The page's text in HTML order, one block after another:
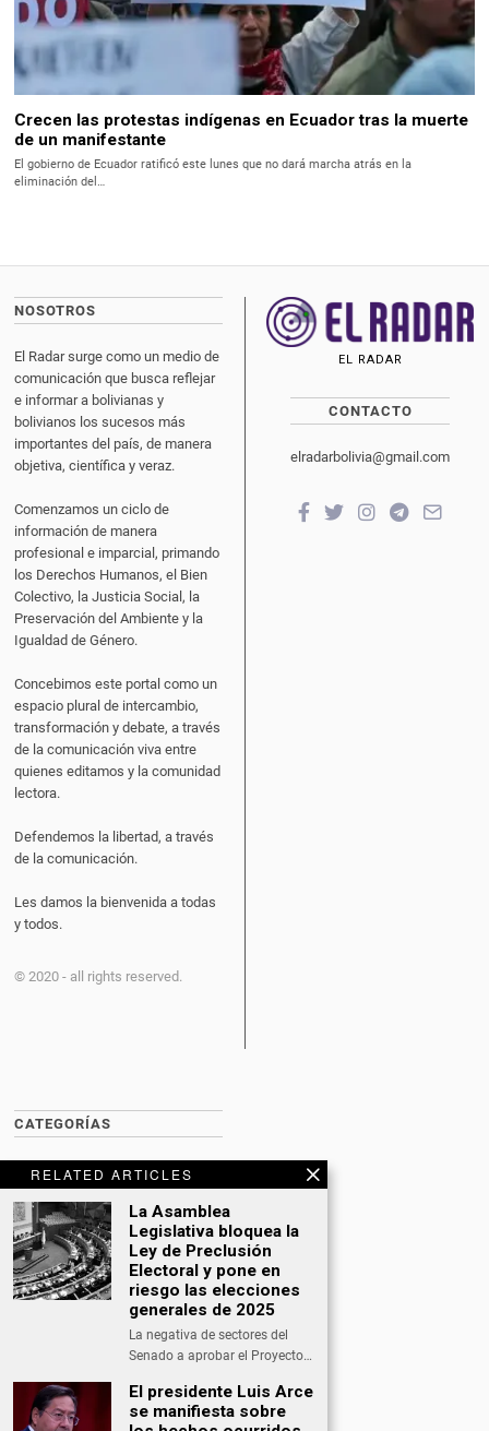
RELATED ARTICLES
La Asamblea
Legislativa bloquea la
Ley de Preclusión
Electoral y pone en
riesgo las elecciones
generales de 2025
La negativa de sectores del
Senado a aprobar el Proyecto…
El presidente Luis Arce
se manifiesta sobre
Crecen las protestas indígenas en Ecuador tras la muerte
de un manifestante
El gobierno de Ecuador ratificó este lunes que no dará marcha atrás en la
eliminación del…
NOSOTROS
El Radar surge como un medio de
comunicación que busca reflejar
e informar a bolivianas y
bolivianos los sucesos más
importantes del país, de manera
objetiva, científica y veraz.
Comenzamos un ciclo de
información de manera
profesional e imparcial, primando
los Derechos Humanos, el Bien
Colectivo, la Justicia Social, la
Preservación del Ambiente y la
Igualdad de Género.
Concebimos este portal como un
espacio plural de intercambio,
transformación y debate, a través
de la comunicación viva entre
quienes editamos y la comunidad
lectora.
Defendemos la libertad, a través
de la comunicación.
Les damos la bienvenida a todas
y todos.
© 2020 - all rights reserved.
EL RADAR
CONTACTO
elradarbolivia@gmail.com
CATEGORÍAS
BITCOIN NEWS
CULTURA
DATING
DEPORTES
INTERNACIONAL
NACIONAL